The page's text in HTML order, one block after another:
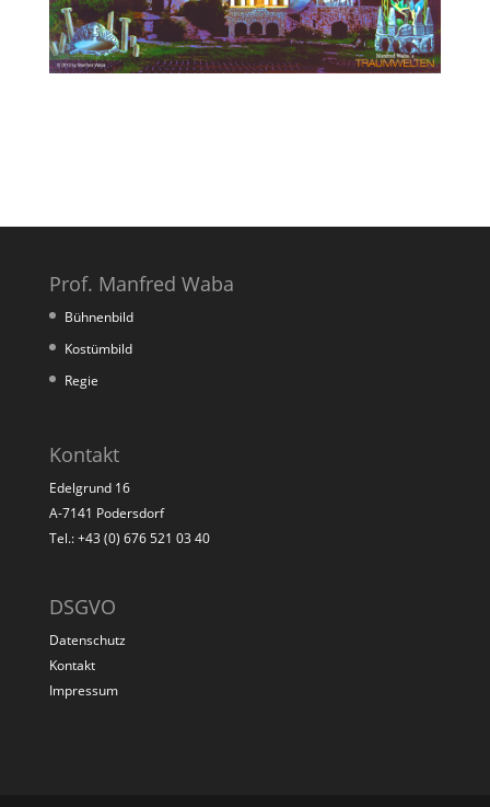
Prof. Manfred Waba
Bühnenbild
Kostümbild
Regie
Kontakt
Edelgrund 16
A-7141 Podersdorf
Tel.: +43 (0) 676 521 03 40
DSGVO
Datenschutz
Kontakt
Impressum